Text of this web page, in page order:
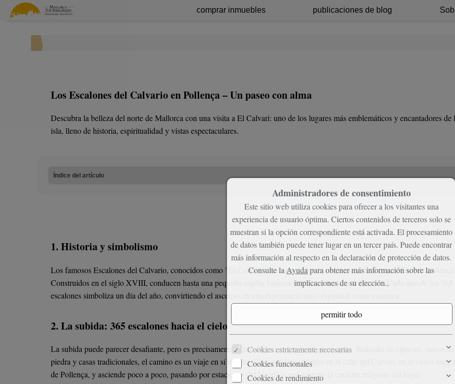
comprar inmuebles publicaciones de blog
Los Escalones del Calvario en Pollença – Un paseo con alma
Descubra la belleza del norte de Mallorca con una visita a El Calvari: uno de los lugares más emblemáticos y encantadores de
isla, lleno de historia, espiritualidad y vistas espectaculares.
Índice del artículo
1. Historia y simbolismo
Los famosos Escalones del Calvario, conocidos como "El Calvari", son uno de los monumentos más reconocibles de Pollença.
Construidos en el siglo XVIII, conducen hasta una pequeña capilla barroca situada en la cima del monte. Cada uno de los 365
escalones simboliza un día del año, convirtiendo el ascenso en una experiencia tanto espiritual como escénica.
2. La subida: 365 escalones hacia el cielo
La subida puede parecer desafiante, pero es precisamente este esfuerzo el que le da su encanto. Rodeado de cipreses, muros de
piedra y casas tradicionales, el camino es un viaje en sí mismo. El recorrido comienza en la calle del Calvari, en el casco
de Pollença, y asciende poco a poco, pasando por estaciones del viacrucis que marcan el carácter religioso del lugar.
Administradores de consentimiento
Este sitio web utiliza cookies para ofrecer a los visitantes una
experiencia de usuario óptima. Ciertos contenidos de terceros solo se
muestran si la opción correspondiente está activada. El procesamiento
de datos también puede tener lugar en un tercer país. Puede encontrar
más información al respecto en la declaración de protección de datos.
Consulte la Ayuda para obtener más información sobre las
implicaciones de su elección..
Cookies estrictamente necesarias
Cookies funcionales
Cookies de rendimiento